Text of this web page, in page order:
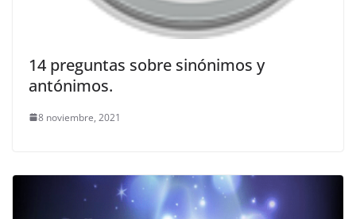
14 preguntas sobre sinónimos y
antónimos.
8 noviembre, 2021